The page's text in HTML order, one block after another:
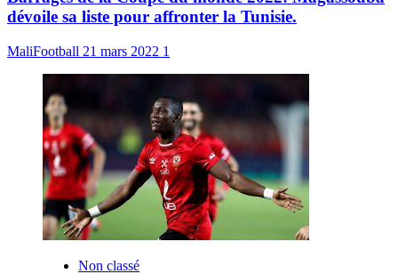
dévoile sa liste pour affronter la Tunisie.
MaliFootball 21 mars 2022 1
Non classé